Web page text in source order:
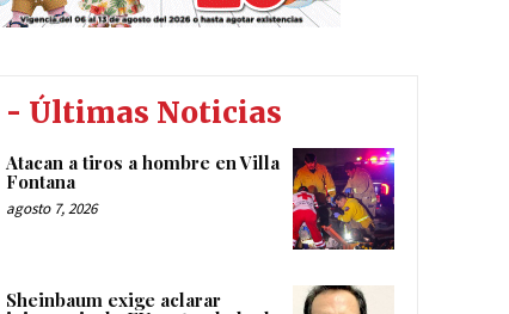
- Últimas Noticias
Atacan a tiros a hombre en Villa
Fontana
agosto 7, 2026
Sheinbaum exige aclarar